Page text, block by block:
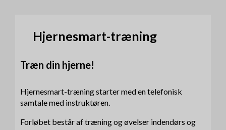
Hjernesmart-træning
Træn din hjerne!
Hjernesmart-træning starter med en telefonisk
samtale med instruktøren.
Forløbet består af træning og øvelser indendørs og